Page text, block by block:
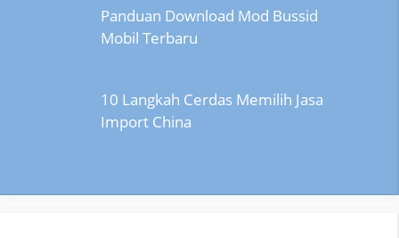
Panduan Download Mod Bussid
Mobil Terbaru
10 Langkah Cerdas Memilih Jasa
Import China